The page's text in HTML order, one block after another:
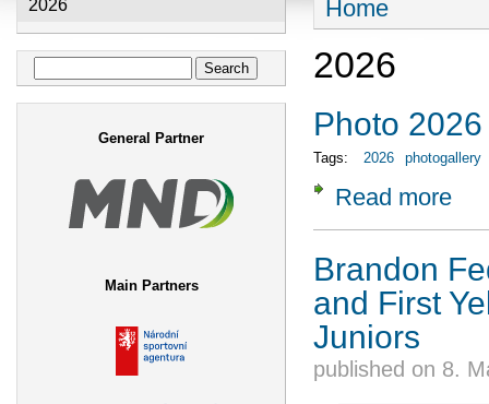
2026
Search form
General Partner
Main Partners
You are here
Home
2026
Photo 2026
Tags: 2026 photogallery
Read more
Brandon
and First
Juniors
published on 8.